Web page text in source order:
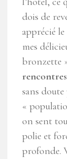
dois de
apprécié le
mes
bronzette
rencontres
sans
«
on sent
polie et
profonde.